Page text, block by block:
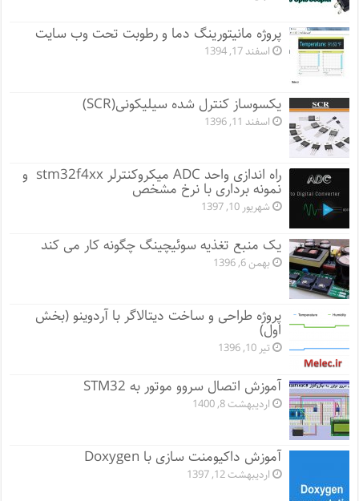
پروژه مانيتورينگ دما و رطوبت تحت وب سایت
اسفند 17, 1394
یکسوساز کنترل شده سیلیکونی(SCR)
اسفند 11, 1396
راه اندازی واحد ADC میکروکنترلر stm32f4xx و
نمونه برداری با نرخ مشخص
شهریور 10, 1397
یک منبع تغذیه سوئیچینگ چگونه کار می کند
بهمن 6, 1396
پروژه طراحی و ساخت دیتالاگر با آردوینو (بخش
اول)
تیر 10, 1396
آموزش اتصال سروو موتور به STM32
اردیبهشت 8, 1400
آموزش داکیومنت سازی با Doxygen
اردیبهشت 12, 1397